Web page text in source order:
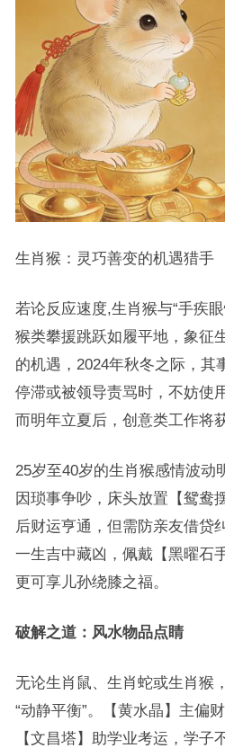
生肖猴：灵巧善变的机遇猎手
若论反应速度,生肖猴与“手疾
猴类攀援跳跃如履平地，象征
的机遇，2024年秋冬之际，其
停滞或被领导责骂时，不妨使
而明年立夏后，创意类工作将
25岁至40岁的生肖猴感情波动
因琐事争吵，床头放置【鸳鸯
后财运亨通，但需防亲友借贷
一生吉中藏凶，佩戴【黑曜石
更可享儿孙绕膝之福。
破解之道：风水物品点睛
无论生肖鼠、生肖蛇或生肖猴
“动静平衡”。【黄水晶】主偏
【文昌塔】助学业考运，学子